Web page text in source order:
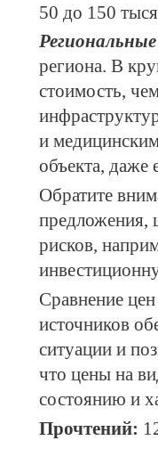
50 до 150
региона. В
стоимость,
и
объекта, даже
Обратите
предложения,
рисков,
Сравнение
источников
ситуации и
что цены на
состоянию и
Прочтений: